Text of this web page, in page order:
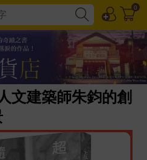
0
文建築師朱鈞的創